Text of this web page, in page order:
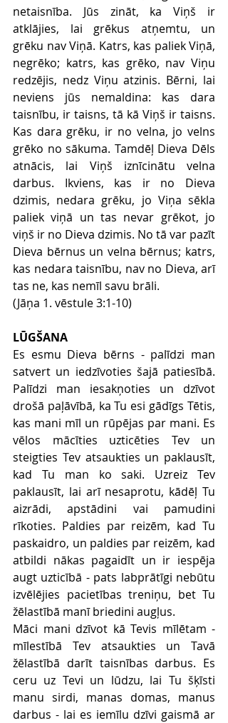
netaisnība. Jūs zināt, ka Viņš ir
atklājies, lai grēkus atņemtu, un
grēku nav Viņā. Katrs, kas paliek Viņā,
negrēko; katrs, kas grēko, nav Viņu
redzējis, nedz Viņu atzinis. Bērni, lai
neviens jūs nemaldina: kas dara
taisnību, ir taisns, tā kā Viņš ir taisns.
Kas dara grēku, ir no velna, jo velns
grēko no sākuma. Tamdēļ Dieva Dēls
atnācis, lai Viņš iznīcinātu velna
darbus. Ikviens, kas ir no Dieva
dzimis, nedara grēku, jo Viņa sēkla
paliek viņā un tas nevar grēkot, jo
viņš ir no Dieva dzimis. No tā var pazīt
Dieva bērnus un velna bērnus; katrs,
kas nedara taisnību, nav no Dieva, arī
tas ne, kas nemīl savu brāli.
(Jāņa 1. vēstule 3:1-10)
LŪGŠANA
Es esmu Dieva bērns - palīdzi man
satvert un iedzīvoties šajā patiesībā.
Palīdzi man iesakņoties un dzīvot
drošā paļāvībā, ka Tu esi gādīgs Tētis,
kas mani mīl un rūpējas par mani. Es
vēlos mācīties uzticēties Tev un
steigties Tev atsaukties un paklausīt,
kad Tu man ko saki. Uzreiz Tev
paklausīt, lai arī nesaprotu, kādēļ Tu
aizrādi, apstādini vai pamudini
rīkoties. Paldies par reizēm, kad Tu
paskaidro, un paldies par reizēm, kad
atbildi nākas pagaidīt un ir iespēja
augt uzticībā - pats labprātīgi nebūtu
izvēlējies pacietības treniņu, bet Tu
žēlastībā manī briedini augļus.
Māci mani dzīvot kā Tevis mīlētam -
mīlestībā Tev atsaukties un Tavā
žēlastībā darīt taisnības darbus. Es
ceru uz Tevi un lūdzu, lai Tu šķīsti
manu sirdi, manas domas, manus
darbus - lai es iemīlu dzīvi gaismā ar